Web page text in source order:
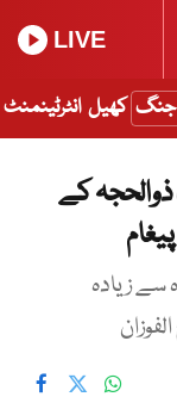
LIVE
جنگ کھیل انٹرٹینمنٹ
کے
میں زیادہ سے زیادہ